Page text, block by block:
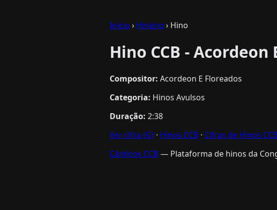
Início › Hinário › Hino
Hino CCB -
Compositor: Acordeon E Floreados
Categoria: Hinos Avulsos
Duração: 2:38
Ver cifra (G) · Hinos CCB · Cifras de Hinos
Cânticos CCB— Plataforma de hinos da